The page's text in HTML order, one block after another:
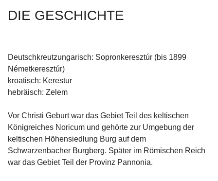
DIE GESCHICHTE
Deutschkreutzungarisch: Sopronkeresztúr (bis 1899
Németkeresztúr)
kroatisch: Kerestur
hebräisch: Zelem
Vor Christi Geburt war das Gebiet Teil des keltischen
Königreiches Noricum und gehörte zur Umgebung der
keltischen Höhensiedlung Burg auf dem
Schwarzenbacher Burgberg. Später im Römischen Reich
war das Gebiet Teil der Provinz Pannonia.